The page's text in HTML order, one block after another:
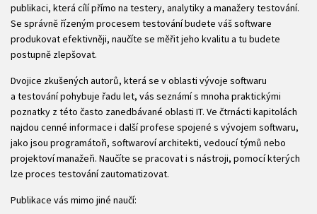
publikaci, která cílí přímo na testery, analytiky a manažery testování.
Se správně řízeným procesem testování budete váš software
produkovat efektivněji, naučíte se měřit jeho kvalitu a tu budete
postupně zlepšovat.
Dvojice zkušených autorů, která se v oblasti vývoje softwaru
a testování pohybuje řadu let, vás seznámí s mnoha praktickými
poznatky z této často zanedbávané oblasti IT. Ve čtrnácti kapitolách
najdou cenné informace i další profese spojené s vývojem softwaru,
jako jsou programátoři, softwaroví architekti, vedoucí týmů nebo
projektoví manažeři. Naučíte se pracovat i s nástroji, pomocí kterých
lze proces testování zautomatizovat.
Publikace vás mimo jiné naučí: